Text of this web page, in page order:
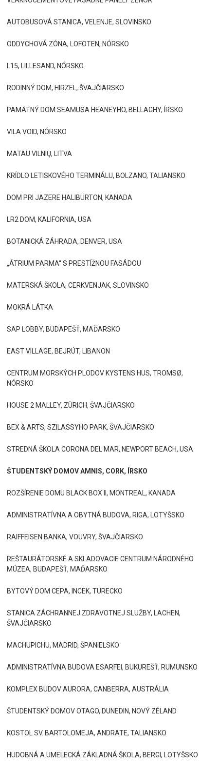
AUTOBUSOVÁ STANICA, VELENJE, SLOVINSKO
ODDYCHOVÁ ZÓNA, LOFOTEN, NÓRSKO
L15, LILLESAND, NÓRSKO
RODINNÝ DOM, HIRZEL, ŠVAJČIARSKO
PAMÄTNÝ DOM SEAMUSA HEANEYHO, BELLAGHY, ÍRSKO
VILA VOID, NÓRSKO
MATAU VILNIŲ, LITVA
KRÍDLO LETISKOVÉHO TERMINÁLU, BOLZANO, TALIANSKO
DOM PRI JAZERE HALIBURTON, KANADA
LR2 DOM, KALIFORNIA, USA
BOTANICKÁ ZÁHRADA, DENVER, USA
„ÁTRIUM PARMA“ S PRESTÍŽNOU FASÁDOU
MATERSKÁ ŠKOLA, CERKVENJAK, SLOVINSKO
MOKRÁ LÁTKA
SAP LOBBY, BUDAPEŠŤ, MAĎARSKO
EAST VILLAGE, BEJRÚT, LIBANON
CENTRUM MORSKÝCH PLODOV KYSTENS HUS, TROMSØ,
NÓRSKO
HOUSE 2 MALLEY, ZÜRICH, ŠVAJČIARSKO
BEX & ARTS, SZILASSYHO PARK, ŠVAJČIARSKO
STREDNÁ ŠKOLA CORONA DEL MAR, NEWPORT BEACH, USA
ŠTUDENTSKÝ DOMOV AMNIS, CORK, ÍRSKO
ROZŠÍRENIE DOMU BLACK BOX II, MONTREAL, KANADA
ADMINISTRATÍVNA A OBYTNÁ BUDOVA, RIGA, LOTYŠSKO
RAIFFEISEN BANKA, VOUVRY, ŠVAJČIARSKO
REŠTAURÁTORSKÉ A SKLADOVACIE CENTRUM NÁRODNÉHO
MÚZEA, BUDAPEŠŤ, MAĎARSKO
BYTOVÝ DOM CEPA, INCEK, TURECKO
STANICA ZÁCHRANNEJ ZDRAVOTNEJ SLUŽBY, LACHEN,
ŠVAJČIARSKO
MACHUPICHU, MADRID, ŠPANIELSKO
ADMINISTRATÍVNA BUDOVA ESARFEI, BUKUREŠŤ, RUMUNSKO
KOMPLEX BUDOV AURORA, CANBERRA, AUSTRÁLIA
ŠTUDENTSKÝ DOMOV OTAGO, DUNEDIN, NOVÝ ZÉLAND
KOSTOL SV. BARTOLOMEJA, ANDRATE, TALIANSKO
HUDOBNÁ A UMELECKÁ ZÁKLADNÁ ŠKOLA, BERGI, LOTYŠSKO